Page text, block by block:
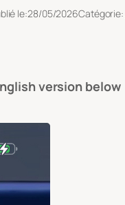
le:28/05/2026Catégorie:
version below